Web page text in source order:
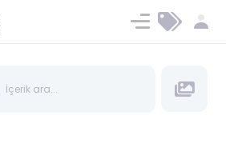
Ücret ve Planlar